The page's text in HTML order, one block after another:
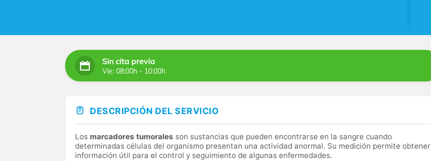
Sin cita previa
Vie: 08:00h - 10:00h
DESCRIPCIÓN DEL SERVICIO
Los marcadores tumorales son sustancias que pueden encontrarse en la sangre cuando
determinadas células del organismo presentan una actividad anormal. Su medición permite obtener
información útil para el control y seguimiento de algunas enfermedades.